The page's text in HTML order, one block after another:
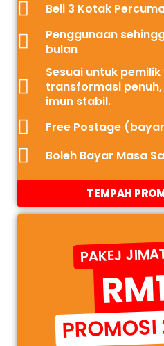
Beli 3 Kotak
Penggunaan
bulan
Sesuai untuk
transformasi
imun stabil.
Free Postage
Boleh Bayar Masa
TEMPAH
PAKEJ